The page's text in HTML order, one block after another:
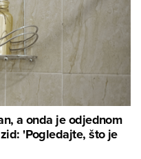
a onda je odjednom
'Pogledajte, što je